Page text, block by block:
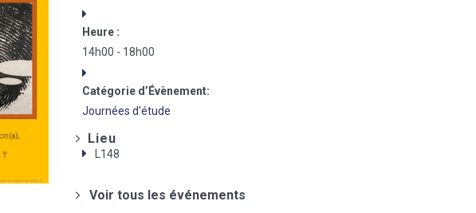
Heure :
14h00 - 18h00
Catégorie d’Évènement:
Journées d'étude
Lieu
L148
Voir tous les événements